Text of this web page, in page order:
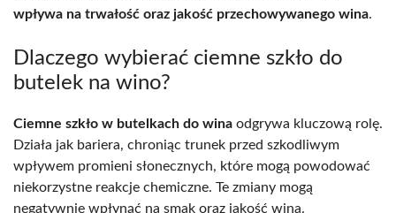
wpływa na trwałość oraz jakość przechowywanego wina.
Dlaczego wybierać ciemne szkło do
butelek na wino?
Ciemne szkło w butelkach do wina odgrywa kluczową rolę.
Działa jak bariera, chroniąc trunek przed szkodliwym
wpływem promieni słonecznych, które mogą powodować
niekorzystne reakcje chemiczne. Te zmiany mogą
negatywnie wpłynąć na smak oraz jakość wina.